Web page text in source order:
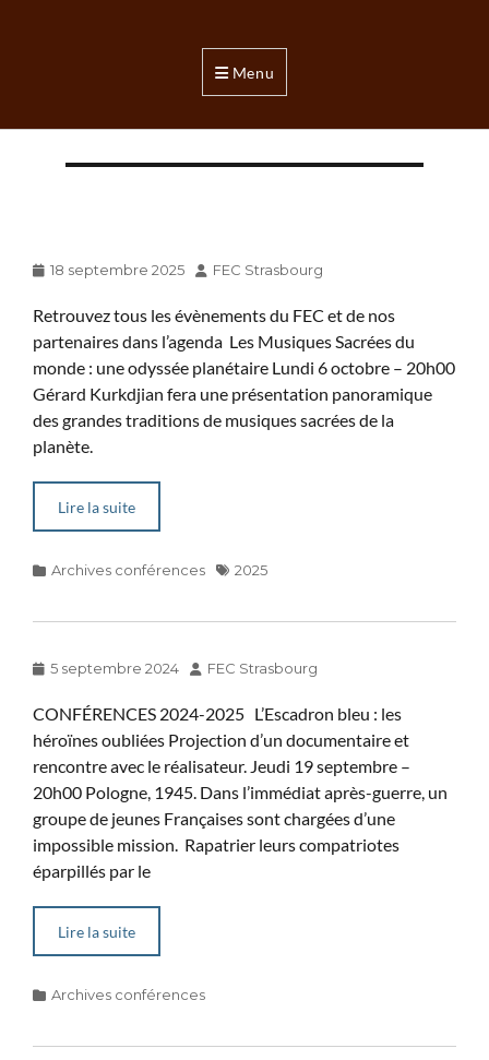
Catholique
Menu
Posted
18 septembre 2025 Author
FEC Strasbourg
Retrouvez tous les évènements du FEC et de nos
partenaires dans l’agenda Les Musiques Sacrées du
monde : une odyssée planétaire Lundi 6 octobre – 20h00
Gérard Kurkdjian fera une présentation panoramique
des grandes traditions de musiques sacrées de la
planète.
Lire la suite
Categories
Archives conférences Tags2025
Posted
5 septembre 2024 Author
FEC Strasbourg
CONFÉRENCES 2024-2025 L’Escadron bleu : les
héroïnes oubliées Projection d’un documentaire et
rencontre avec le réalisateur. Jeudi 19 septembre –
20h00 Pologne, 1945. Dans l’immédiat après-guerre, un
groupe de jeunes Françaises sont chargées d’une
impossible mission. Rapatrier leurs compatriotes
éparpillés par le
Lire la suite
Categories
Archives conférences